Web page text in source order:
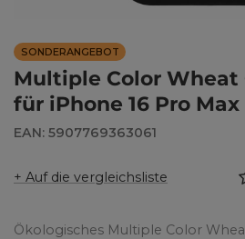
SONDERANGEBOT
Multiple Color Wheat
für iPhone 16 Pro Max
EAN: 5907769363061
+ Auf die vergleichsliste
Ökologisches Multiple Color